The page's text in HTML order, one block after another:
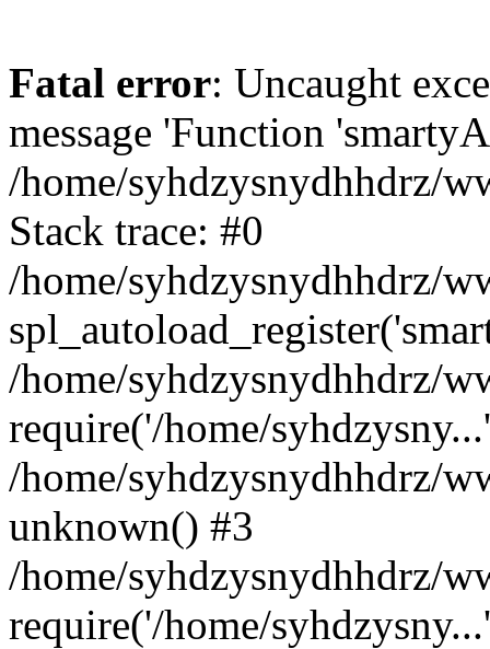
Fatal error: Uncaught
message 'Function
/home/syhdzysnydhhdrz/
Stack trace: #0
/home/syhdzysnydhhdrz/
/home/syhdzysnydhhdrz/
require('/home/
/home/syhdzysnydhhdrz/
unknown() #3
/home/syhdzysnydhhdrz/
require('/home/